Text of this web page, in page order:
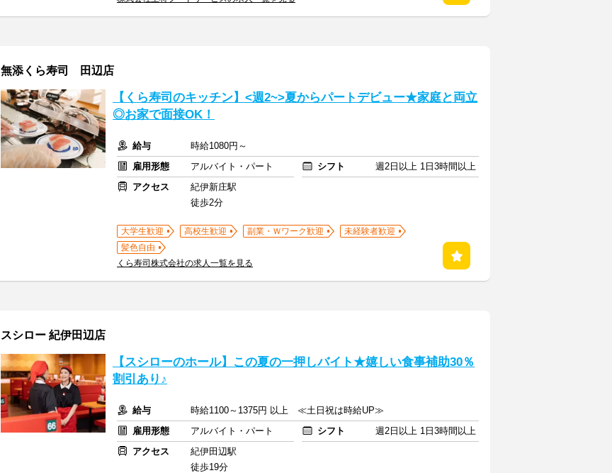
無添くら寿司 田辺店
【くら寿司のキッチン】<週2~>夏からパートデビュー★家庭と両立
◎お家で面接OK！
給与
時給1080円～
雇用形態
アルバイト・パート シフト
週2日以上 1日3時間以上
アクセス
紀伊新庄駅
徒歩2分
大学生歓迎 高校生歓迎 副業・Ｗワーク歓迎
未経験者歓迎
髪色自由
くら寿司株式会社の求人一覧を見る
スシロー 紀伊田辺店
【スシローのホール】この夏の一押しバイト★嬉しい食事補助30％
割引あり♪
給与
時給1100～1375円 以上 ≪土日祝は時給UP≫
雇用形態
アルバイト・パート シフト
週2日以上 1日3時間以上
アクセス
紀伊田辺駅
徒歩19分